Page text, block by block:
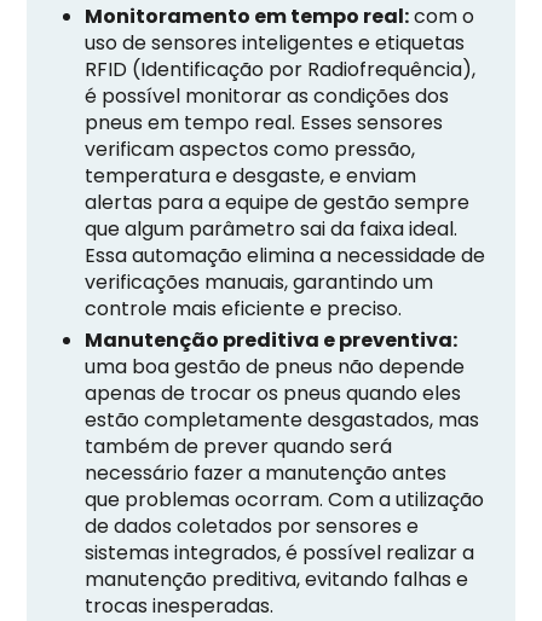
Monitoramento em tempo real:com o
uso de sensores inteligentes e etiquetas
RFID (Identificação por Radiofrequência),
é possível monitorar as condições dos
pneus em tempo real. Esses sensores
verificam aspectos como pressão,
temperatura e desgaste, e enviam
alertas para a equipe de gestão sempre
que algum parâmetro sai da faixa ideal.
Essa automação elimina a necessidade de
verificações manuais, garantindo um
controle mais eficiente e preciso.
Manutenção preditiva e preventiva:
uma boa gestão de pneus não depende
apenas de trocar os pneus quando eles
estão completamente desgastados, mas
também de prever quando será
necessário fazer a manutenção antes
que problemas ocorram. Com a utilização
de dados coletados por sensores e
sistemas integrados, é possível realizar a
manutenção preditiva, evitando falhas e
trocas inesperadas.